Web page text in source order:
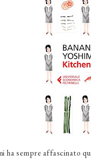
ha sempre affascinato